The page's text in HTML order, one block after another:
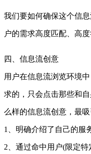
我们要如何确保这个信
户的需求高度匹配、高度
四、信息流创意
用户在信息流浏览环境
求的，只会点击那些和
么样的信息流创意，最吸
1、明确介绍了自己的服
2、通过命中用户(限定